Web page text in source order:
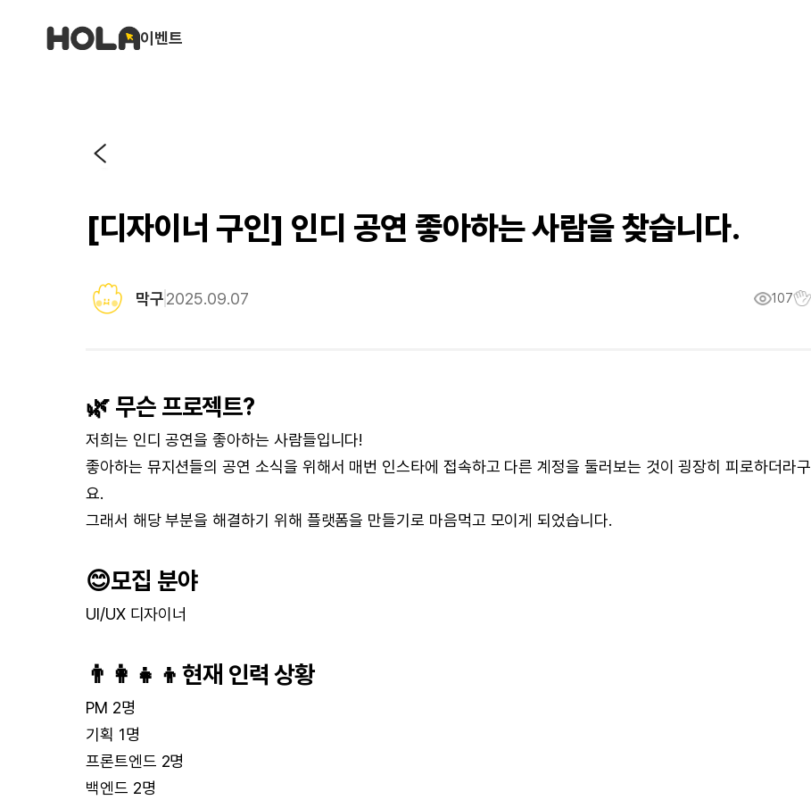
이벤트
[디자이너 구인] 인디 공연 좋아하는 사람을 찾습니다.
막구2025.09.07 107
🌿 무슨 프로젝트?
저희는 인디 공연을 좋아하는 사람들입니다!
좋아하는 뮤지션들의 공연 소식을 위해서 매번 인스타에 접속하고 다른 계정을 둘러보는 것이 굉장히 피로하더라구
요.
그래서 해당 부분을 해결하기 위해 플랫폼을 만들기로 마음먹고 모이게 되었습니다.
😊모집 분야
UI/UX 디자이너
👨‍👩‍👧‍👦현재 인력 상황
PM 2명
기획 1명
프론트엔드 2명
백엔드 2명